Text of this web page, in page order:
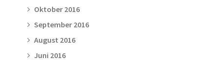
Oktober 2016
September 2016
August 2016
Juni 2016